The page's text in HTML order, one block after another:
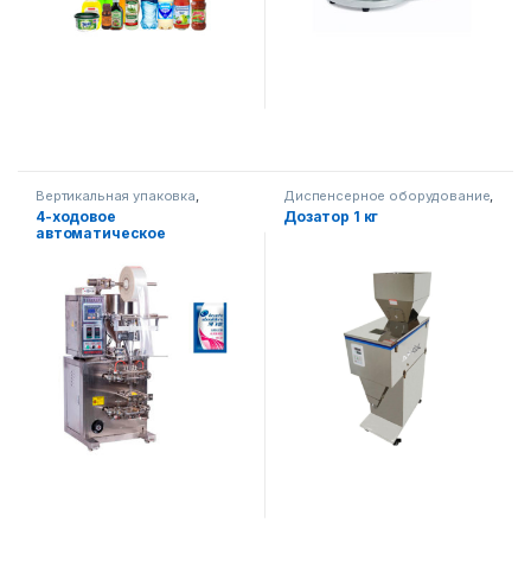
Вертикальная упаковка
Оборудование на складе
Упаковочное оборудование
4-ходовое
автоматическое
для вертикальных жидких
продуктов
Диспенсерное оборудование
Оборудование на складе
Упаковочное оборудование
Дозатор 1 кг